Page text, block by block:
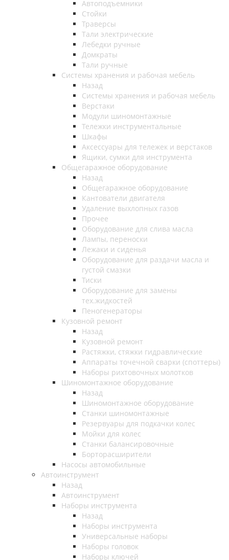
Автоподъемники
Стойки
Траверсы
Тали электрические
Лебедки ручные
Домкраты
Тали ручные
Системы хранения и рабочая мебель
Назад
Системы хранения и рабочая мебель
Верстаки
Модули шиномонтажные
Тележки инструментальные
Шкафы
Аксессуары для тележек и верстаков
Ящики, сумки для инструмента
Общегаражное оборудование
Назад
Общегаражное оборудование
Кантователи двигателя
Удаление выхлопных газов
Прочее
Оборудование для слива масла
Лампы, переноски
Лежаки и сиденья
Оборудование для раздачи масла и
густой смазки
Тиски
Оборудование для замены
тех.жидкостей
Пеногенераторы
Кузовной ремонт
Назад
Кузовной ремонт
Растяжки, стяжки гидравлические
Аппараты точечной сварки (споттеры)
Наборы рихтовочных молотков
Шиномонтажное оборудование
Назад
Шиномонтажное оборудование
Станки шиномонтажные
Резервуары для подкачки колес
Мойки для колес
Станки балансировочные
Борторасширители
Насосы автомобильные
Автоинструмент
Назад
Автоинструмент
Наборы инструмента
Назад
Наборы инструмента
Универсальные наборы
Наборы головок
Наборы ключей